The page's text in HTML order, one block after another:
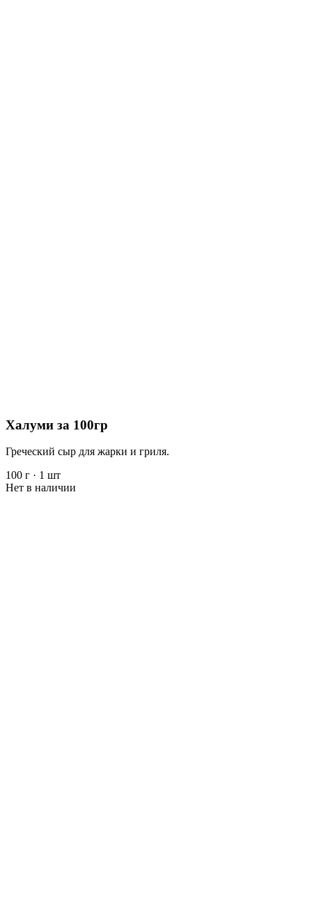
Халуми за 100гр
Греческий сыр для жарки и гриля.
100 г · 1 шт
Нет в наличии